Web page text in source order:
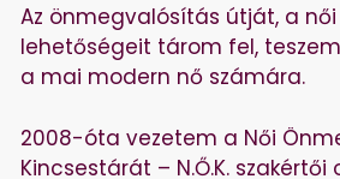
Az önmegvalósítás útját, a
lehetőségeit tárom fel,
a mai modern nő számára.
2008-óta vezetem a Női
Kincsestárát – N.Ő.K. szakértői